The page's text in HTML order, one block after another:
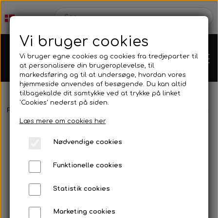
Karts
Mini kart
Motor
Forside
Vi bruger cookies
Vi bruger egne cookies og cookies fra tredjeparter til
at personalisere din brugeroplevelse, til
markedsføring og til at undersøge, hvordan vores
hjemmeside anvendes af besøgende. Du kan altid
tilbagekalde dit samtykke ved at trykke på linket
'Cookies' nederst på siden.
Læs mere om cookies her
Nødvendige cookies
Funktionelle cookies
Statistik cookies
Marketing cookies